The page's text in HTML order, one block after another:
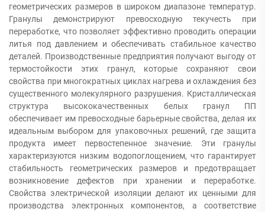
геометрических размеров в широком диапазоне температур.
Гранулы демонстрируют превосходную текучесть при
переработке, что позволяет эффективно проводить операции
литья под давлением и обеспечивать стабильное качество
деталей. Производственные предприятия получают выгоду от
термостойкости этих гранул, которые сохраняют свои
свойства при многократных циклах нагрева и охлаждения без
существенного молекулярного разрушения. Кристаллическая
структура высококачественных белых гранул ПП
обеспечивает им превосходные барьерные свойства, делая их
идеальным выбором для упаковочных решений, где защита
продукта имеет первостепенное значение. Эти гранулы
характеризуются низким водопоглощением, что гарантирует
стабильность геометрических размеров и предотвращает
возникновение дефектов при хранении и переработке.
Свойства электрической изоляции делают их ценными для
производства электронных компонентов, а соответствие